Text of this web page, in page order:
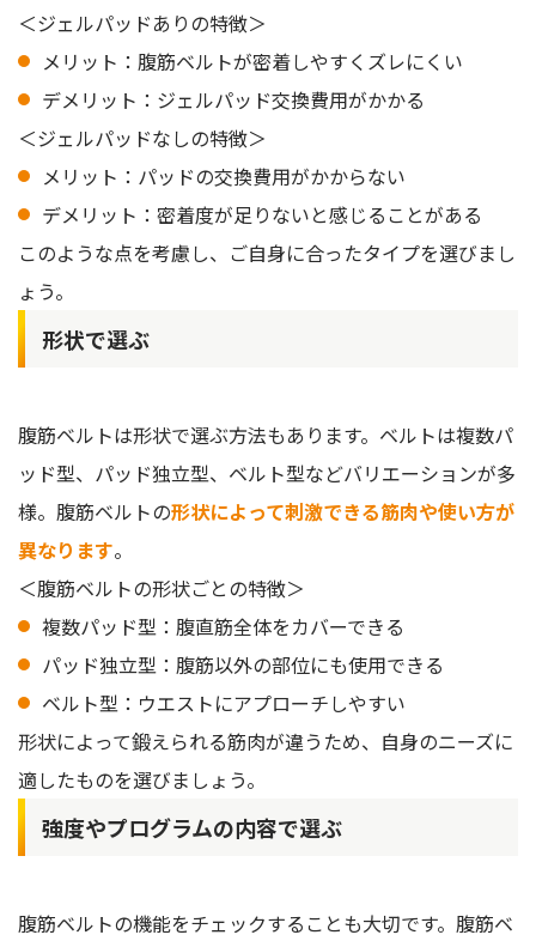
＜ジェルパッドありの特徴＞
メリット：腹筋ベルトが密着しやすくズレにくい
デメリット：ジェルパッド交換費用がかかる
＜ジェルパッドなしの特徴＞
メリット：パッドの交換費用がかからない
デメリット：密着度が足りないと感じることがある
このような点を考慮し、ご自身に合ったタイプを選びまし
ょう。
形状で選ぶ
腹筋ベルトは形状で選ぶ方法もあります。ベルトは複数パ
ッド型、パッド独立型、ベルト型などバリエーションが多
様。腹筋ベルトの形状によって刺激できる筋肉や使い方が
異なります。
＜腹筋ベルトの形状ごとの特徴＞
複数パッド型：腹直筋全体をカバーできる
パッド独立型：腹筋以外の部位にも使用できる
ベルト型：ウエストにアプローチしやすい
形状によって鍛えられる筋肉が違うため、自身のニーズに
適したものを選びましょう。
強度やプログラムの内容で選ぶ
腹筋ベルトの機能をチェックすることも大切です。腹筋ベ